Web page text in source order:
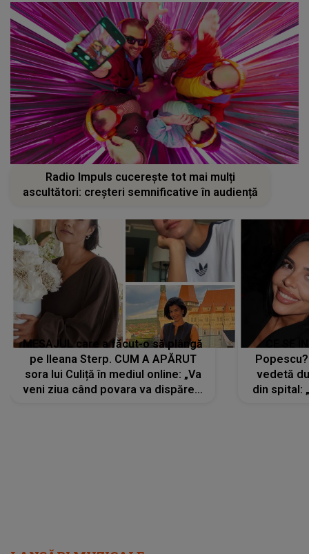
Radio Impuls cucerește tot mai mulți
ascultători: creșteri semnificative în audiență
MESAJUL care a făcut-o să plângă
pe Ileana Sterp. CUM A APĂRUT
sora lui Culiță în mediul online: „Va
veni ziua când povara va dispărea,
vedetă
din spital: